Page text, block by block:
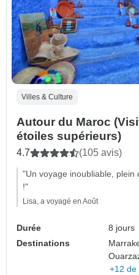
Villes & Culture
Autour du Maroc
étoiles supérieurs)
4.7 (105 avis)
"Un voyage inoubliable,
!"
Lisa, a voyagé en Août
Durée
8 jours
Destinations
+12 de